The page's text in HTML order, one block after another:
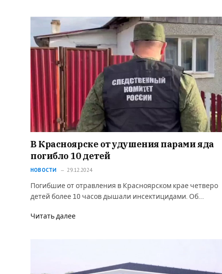
В Красноярске от удушения парами яда
погибло 10 детей
НОВОСТИ 29.12.2024
Погибшие от отравления в Красноярском крае четверо
детей более 10 часов дышали инсектицидами. Об…
Читать далее